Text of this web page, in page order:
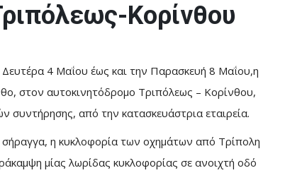
Κορίνθου
4 Μαΐου έως και την Παρασκευή 8 Μαΐου,η
στον αυτοκινητόδρομο Τριπόλεως – Κορίνθου,
συντήρησης, από την κατασκευάστρια εταιρεία.
σήραγγα, η κυκλοφορία των οχημάτων από Τρίπολη
μίας λωρίδας κυκλοφορίας σε ανοιχτή οδό